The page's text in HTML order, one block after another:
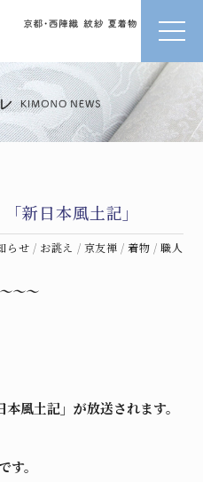
日本風土記」
らせ / お誂え / 京友禅 /着物 /職人
～～
土記」が放送されます。
。